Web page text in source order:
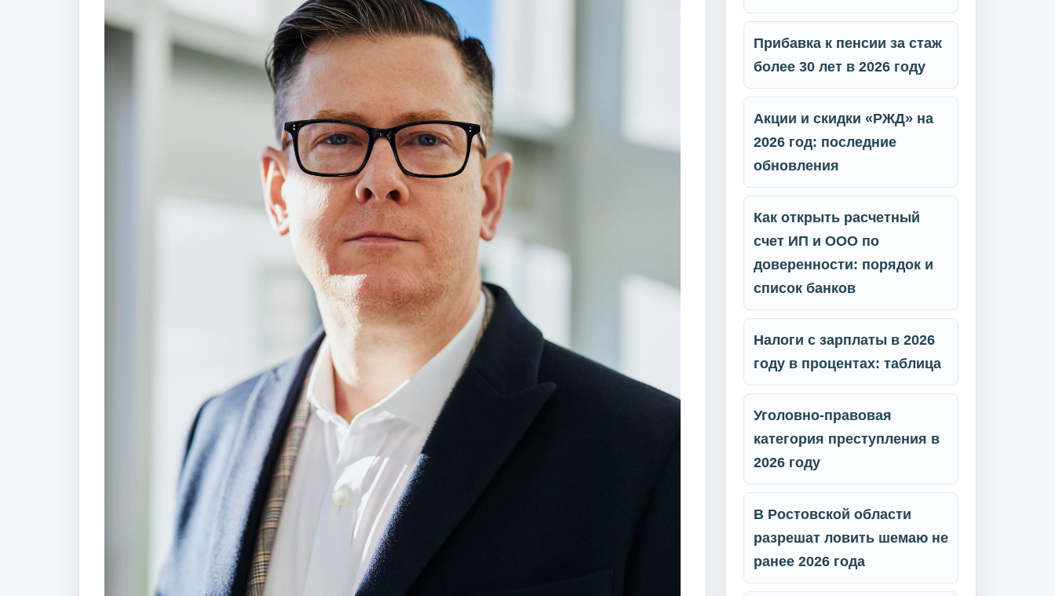
Прибавка к пенсии за стаж
более 30 лет в 2026 году
Акции и скидки «РЖД» на
2026 год: последние
обновления
Как открыть расчетный
счет ИП и ООО по
доверенности: порядок и
список банков
Налоги с зарплаты в 2026
году в процентах: таблица
Уголовно-правовая
категория преступления в
2026 году
В Ростовской области
разрешат ловить шемаю не
ранее 2026 года